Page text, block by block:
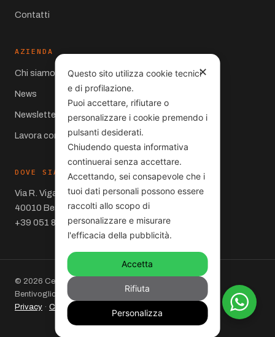
Contatti
AZIENDA
Chi siamo
News
Newsletter
Lavora con noi
DOVE SIAMO
Via R. Viganò 10
40010 Bentivoglio (BO)
+39 051 860066
© 2026 Centro Carrelli S.r.l. – Via R. Viganò 10,
Bentivoglio (BO) – P.IVA 01714321203. Partner STILL.
Privacy · Cookie policy
✕
Questo sito utilizza cookie tecnici
e di profilazione.
Puoi accettare, rifiutare o
personalizzare i cookie premendo i
pulsanti desiderati.
Chiudendo questa informativa
continuerai senza accettare.
Accettando, sei consapevole che i
tuoi dati personali possono essere
raccolti allo scopo di
personalizzare e misurare
l'efficacia della pubblicità.
Accetta
Rifiuta
Personalizza